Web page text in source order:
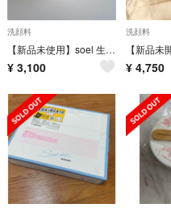
洗顔料
【新品未使用】soel 生せっけん リビングオイルソープ 洗顔
¥ 3,100
洗顔料
¥ 4,750